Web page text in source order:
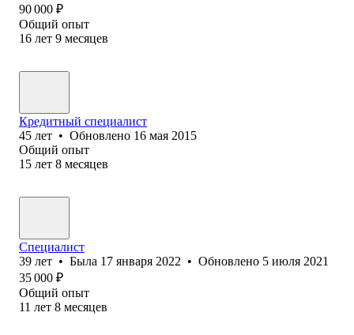
90 000 ₽
Общий опыт
16 лет 9 месяцев
Кредитный специалист
45 лет • Обновлено 16 мая 2015
Общий опыт
15 лет 8 месяцев
Специалист
39 лет • Была 17 января 2022 • Обновлено 5 июля 2021
35 000 ₽
Общий опыт
11 лет 8 месяцев